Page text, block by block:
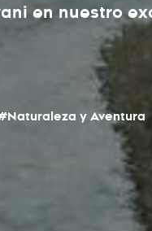
en nuestro
y Aventura